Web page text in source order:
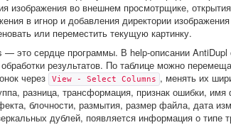
изображения во внешнем просмотрщике,
в игнор и добавления директории
или переместить текущую картинку.
— это сердце программы. В help-описании
результатов. По таблице можно
через
View - Select Columns , менять их
разница, трансформация, признак ошибки,
блочности, размытия, размер файла, дата
дублей, появляется информация о типе